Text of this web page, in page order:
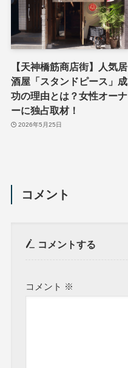
【天神橋筋商店街】人気居
酒屋「スタンドピース」成
功の理由とは？女性オーナ
ーに独占取材！
2026年5月25日
コメント
コメントする
コメント ※